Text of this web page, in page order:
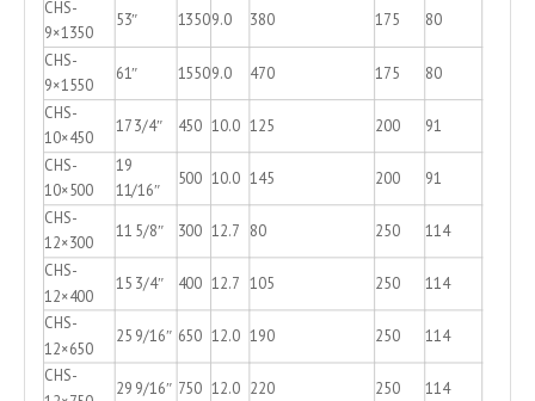
CHS-
9×1350
53″ 13509.0 380 175 80
CHS-
9×1550
61″ 15509.0 470 175 80
CHS-
10×450
17 3/4″ 450 10.0 125 200 91
CHS-
10×500
19
11/16″
500 10.0 145 200
91
CHS-
12×300
11 5/8″ 300 12.7 80 250
114
CHS-
12×400
15 3/4″ 400 12.7 105 250
114
CHS-
12×650
25 9/16″ 650 12.0 190 250
114
CHS-
29 9/16″ 750 12.0 220 250 114